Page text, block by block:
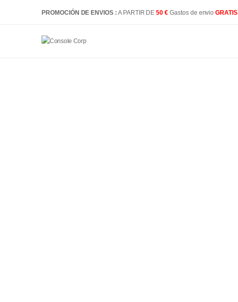
PROMOCIÓN DE ENVIOS : A PARTIR DE50 € Gastos de envioGRATIS